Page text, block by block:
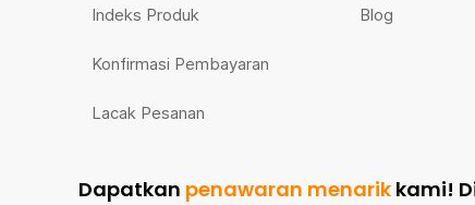
Indeks Produk
Konfirmasi Pembayaran
Lacak Pesanan
Blog
Dapatkan penawaran menarik kami!